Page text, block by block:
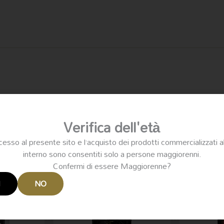
attuale
è:
€32.00.
Verifica dell'età
al presente sito e l’acquisto dei prodotti commercializzati
interno sono consentiti solo a persone maggiorenni.
Confermi di essere Maggiorenne?
NO